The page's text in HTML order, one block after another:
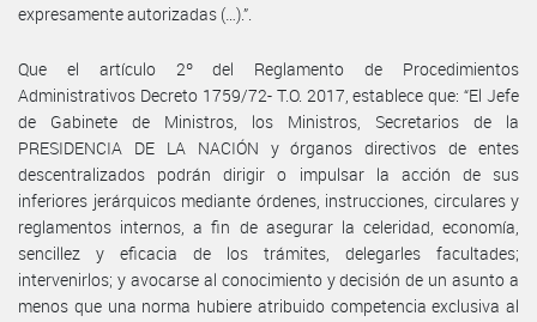
expresamente autorizadas (…).”.
Que el artículo 2º del Reglamento de Procedimientos
Administrativos Decreto 1759/72- T.O. 2017, establece que: “El Jefe
de Gabinete de Ministros, los Ministros, Secretarios de la
PRESIDENCIA DE LA NACIÓN y órganos directivos de entes
descentralizados podrán dirigir o impulsar la acción de sus
inferiores jerárquicos mediante órdenes, instrucciones, circulares y
reglamentos internos, a fin de asegurar la celeridad, economía,
sencillez y eficacia de los trámites, delegarles facultades;
intervenirlos; y avocarse al conocimiento y decisión de un asunto a
menos que una norma hubiere atribuido competencia exclusiva al